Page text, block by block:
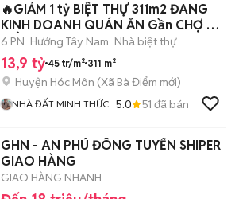
🔥GIẢM 1 tỷ BIỆT THỰ 311m2 ĐANG
KINH DOANH QUÁN ĂN Gần CHỢ BÀ
ĐIỂM
6 PN Hướng Tây Nam Nhà biệt thự
13,9 tỷ 45 tr/m² 311 m²
Huyện Hóc Môn (Xã Bà Điểm mới)
NHÀ ĐẤT MINH THỨC 5.0 51 đã bán
GHN - AN PHÚ ĐÔNG TUYỂN SHIPER
GIAO HÀNG
GIAO HÀNG NHANH